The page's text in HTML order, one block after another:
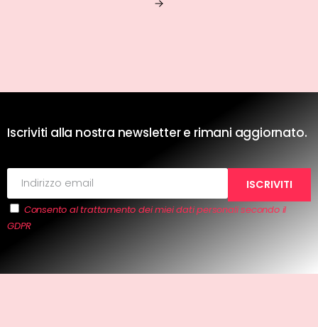
Iscriviti alla nostra newsletter e rimani aggiornato.
Consento al trattamento dei miei dati personali secondo il
GDPR